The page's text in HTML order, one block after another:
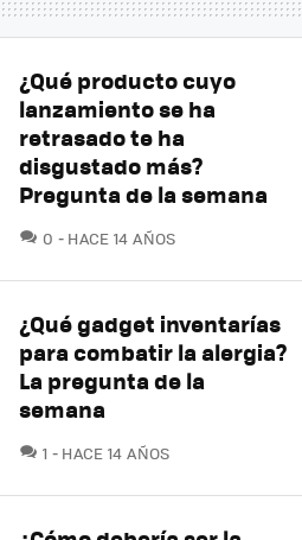
¿Qué producto cuyo
lanzamiento se ha
retrasado te ha
disgustado más?
Pregunta de la semana
0 COMENTARIOS
HACE 14 AÑOS
¿Qué gadget inventarías
para combatir la alergia?
La pregunta de la
semana
1 COMENTARIOS
HACE 14 AÑOS